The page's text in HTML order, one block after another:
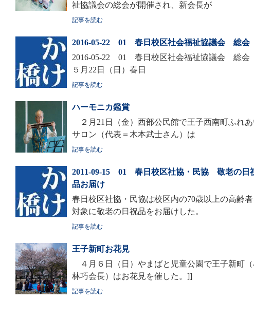
祉協議会の総会が開催され、新会長が
記事を読む
2016-05-22 01 春日校区社会福祉協議会 総会
2016-05-22 01 春日校区社会福祉協議会 総
５月22日（日）春日
記事を読む
ハーモニカ鑑賞
２月21日（金）西部公民館で王子西南町ふれ
サロン（代表＝木本武士さん）は
記事を読む
2011-09-15 01 春日校区社協・民協 敬老の日
品お届け
春日校区社協・民協は校区内の70歳以上の高齢
対象に敬老の日祝品をお届けした。
記事を読む
王子新町お花見
４月６日（日）やまばと児童公園で王子新町
林巧会長）はお花見を催した。]]
記事を読む